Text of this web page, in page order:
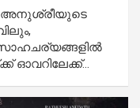
അനുശ്രീയുടെ
സാഹചര്യങ്ങളില്‍
ഓവറിലേക്ക്…